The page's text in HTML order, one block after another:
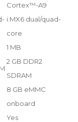
Cortex™-A9
i.MX6 dual/quad-
core
1 MB
2 GB DDR2
SDRAM
8 GB eMMC
onboard
Yes